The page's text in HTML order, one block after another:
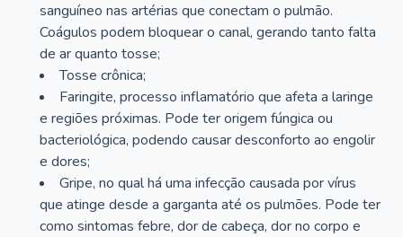
sanguíneo nas artérias que conectam o pulmão.
Coágulos podem bloquear o canal, gerando tanto falta
de ar quanto tosse;
Tosse crônica;
Faringite, processo inflamatório que afeta a laringe
e regiões próximas. Pode ter origem fúngica ou
bacteriológica, podendo causar desconforto ao engolir
e dores;
Gripe, no qual há uma infecção causada por vírus
que atinge desde a garganta até os pulmões. Pode ter
como sintomas febre, dor de cabeça, dor no corpo e